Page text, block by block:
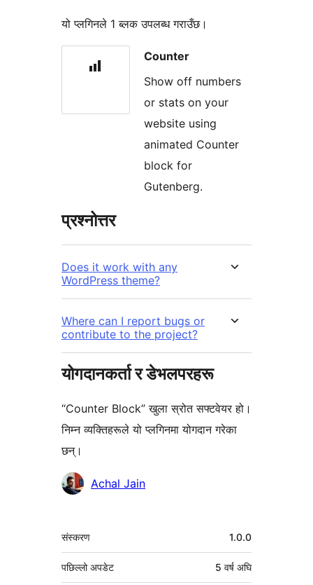
यो प्लगिनले 1 ब्लक उपलब्ध गराउँछ।
Counter
Show off numbers
or stats on your
website using
animated Counter
block for
Gutenberg.
प्रश्नोत्तर
Does it work with any
WordPress theme?
Where can I report bugs or
contribute to the project?
योगदानकर्ता र डेभलपरहरू
“Counter Block” खुला स्रोत सफ्टवेयर हो।
निम्न व्यक्तिहरूले यो प्लगिनमा योगदान गरेका
छन्।
योगदानकर्ताहरूAchal Jain
मेटा
संस्करण 1.0.0
पछिल्लो अपडेट 5 वर्ष अघि